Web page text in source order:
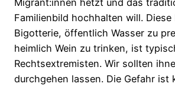
Migrant:innen hetzt und das
Familienbild hochhalten will.
Bigotterie, öffentlich Wasser zu
heimlich Wein zu trinken, ist
Rechtsextremisten. Wir sollten
durchgehen lassen. Die Gefahr ist